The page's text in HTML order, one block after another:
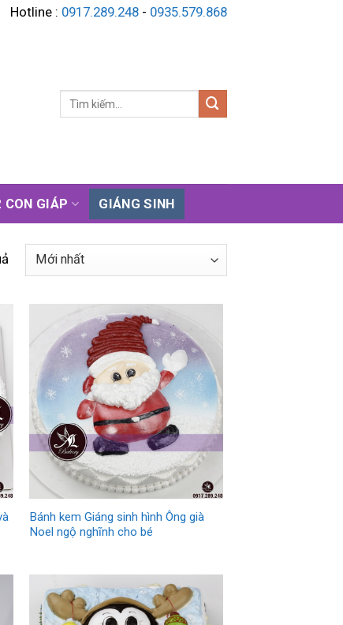
Hotline : 0917.289.248 - 0935.579.868
Tìm
CON GIÁP GIÁNG SINH
Bánh kem Giáng sinh hình Ông già
Noel ngộ nghĩnh cho bé